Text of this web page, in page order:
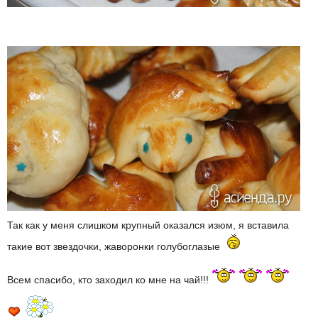
Так как у меня слишком крупный оказался изюм, я вставила
такие вот звездочки, жаворонки голубоглазые
Всем спасибо, кто заходил ко мне на чай!!!